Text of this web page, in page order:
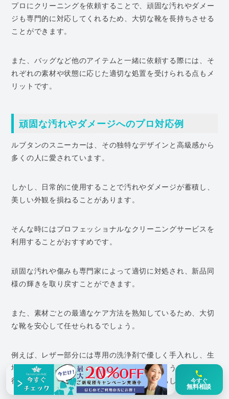
プロにクリーニングを依頼することで、頑固な汚れやダメー
ジも専門的に対応してくれるため、大切な靴を長持ちさせる
ことができます。
また、バッグなど他のアイテムと一緒に依頼する際には、そ
れぞれの素材や状態に応じた適切な処置を受けられる点もメ
リットです。
頑固な汚れやダメージへのプロ対応例
ルブタンのスニーカーは、その独特なデザインと高級感から
多くの人に愛されています。
しかし、日常的に使用することで汚れやダメージが蓄積し、
美しい外観を損ねることがあります。
そんな時にはプロフェッショナルなクリーニングサービスを
利用することがおすすめです。
頑固な汚れや傷みも専門家によって適切に対処され、新品同
様の輝きを取り戻すことができます。
また、素材ごとの最適なケア方法を熟知しているため、大切
な靴を安心して任せられるでしょう。
例えば、レザー部分には専用の洗浄剤で優しく手入れし、生
地部分には色落ち防止加工を施します。このように細部まで
行き届いた対応で、お気に入りの一足が長持ちします。今すぐ
無料相談